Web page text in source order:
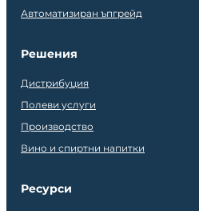
Автоматизиран ъпгрейд
Решения
Дистрибуция
Полеви услуги
Производство
Вино и спиртни напитки
Ресурси